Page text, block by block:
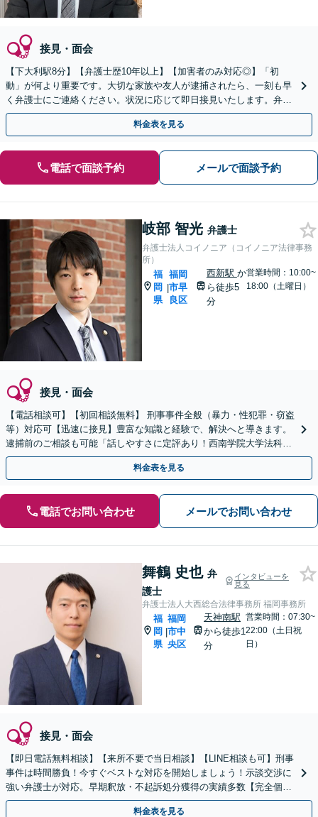
接見・面会
【下大利駅8分】【弁護士歴10年以上】【加害者のみ対応◎】「初
動」が何より重要です。大切な家族や友人が逮捕されたら、一刻も早
く弁護士にご連絡ください。状況に応じて即日接見いたします。弁護
士として、あなたの大切な家族を護ります。【電話相談可】
料金表を見る
電話で面談予約 メールで面談予約
岐部 智光 弁護士
弁護士法人コイノニア（コイノニア法律事務
所）
福
岡
県
|
福岡
市早
良区
西新駅 か
ら徒歩5
分
営業時間：10:00~
18:00（土曜日）
接見・面会
【電話相談可】【初回相談無料】 刑事事件全般（暴力・性犯罪・窃盗
等）対応可【迅速に接見】豊富な知識と経験で、解決へと導きます。
逮捕前のご相談も可能「話しやすさに定評あり！西南学院大学法科大
学院内にある事務所」【完全個室】【西新駅5分】
料金表を見る
電話でお問い合わせ メールでお問い合わせ
舞鶴 史也 弁
護士
インタビューを
見る
弁護士法人大西総合法律事務所 福岡事務所
福
岡
県
|
福岡
市中
央区
天神南駅
から徒歩1
分
営業時間：07:30~
22:00（土日祝
日）
接見・面会
【即日電話無料相談】【来所不要で当日相談】【LINE相談も可】刑事
事件は時間勝負！今すぐベストな対応を開始しましょう！示談交渉に
強い弁護士が対応。早期釈放・不起訴処分獲得の実績多数【完全個
室】【天神南駅直結】
料金表を見る